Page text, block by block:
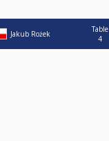
Jakub Rożek
Table
4